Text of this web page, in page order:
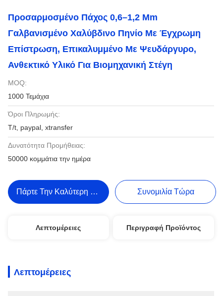
Προσαρμοσμένο Πάχος 0,6–1,2 Mm
Γαλβανισμένο Χαλύβδινο Πηνίο Με Έγχρωμη
Επίστρωση, Επικαλυμμένο Με Ψευδάργυρο,
Ανθεκτικό Υλικό Για Βιομηχανική Στέγη
MOQ:
1000 Τεμάχια
Όροι Πληρωμής:
T/t, paypal, xtransfer
Δυνατότητα Προμήθειας:
50000 κομμάτια την ημέρα
Πάρτε Την Καλύτερη Τιμή Συνομιλία Τώρα
Λεπτομέρειες Περιγραφή Προϊόντος
Λεπτομέρειες